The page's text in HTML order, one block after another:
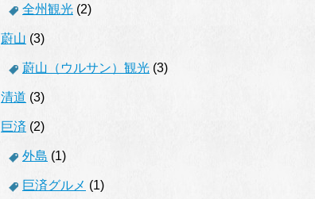
全州観光 (2)
蔚山 (3)
蔚山（ウルサン）観光 (3)
清道 (3)
巨済 (2)
外島 (1)
巨済グルメ (1)